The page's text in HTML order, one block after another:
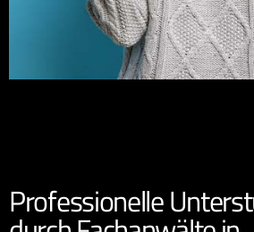
Professionelle